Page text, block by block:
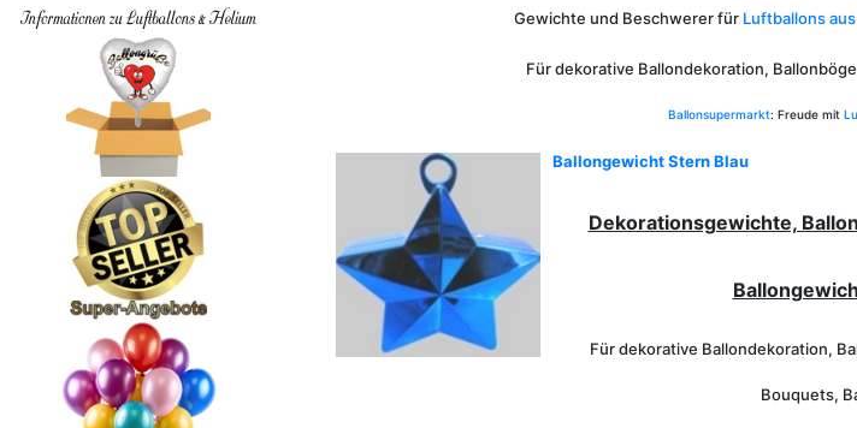
Gewichte und Beschwerer für Luftballons
Für dekorative Ballondekoration,
Ballonsupermarkt: Freude mit
Ballongewicht Stern Blau
Dekorationsgewichte,
Für dekorative Ballondekoration,
Bouquets,